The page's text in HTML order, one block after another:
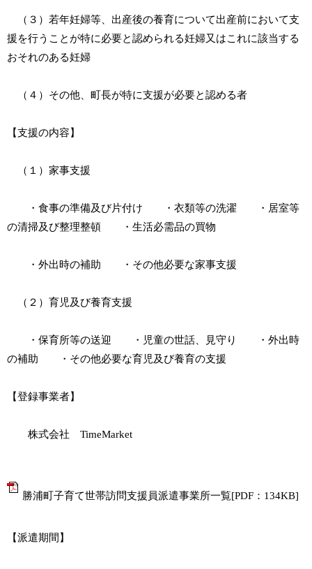
（３）若年妊婦等、出産後の養育について出産前において支
援を行うことが特に必要と認められる妊婦又はこれに該当する
おそれのある妊婦
（４）その他、町長が特に支援が必要と認める者
【支援の内容】
（１）家事支援
・食事の準備及び片付け ・衣類等の洗濯 ・居室等
の清掃及び整理整頓 ・生活必需品の買物
・外出時の補助 ・その他必要な家事支援
（２）育児及び養育支援
・保育所等の送迎 ・児童の世話、見守り ・外出時
の補助 ・その他必要な育児及び養育の支援
【登録事業者】
株式会社 TimeMarket
勝浦町子育て世帯訪問支援員派遣事業所一覧[PDF：134KB]
【派遣期間】